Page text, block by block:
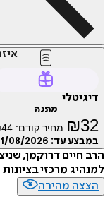
דיגיטלי
מתנה
₪32 מחיר קודם: 44
במבצע עד: 08/2026
הרב חיים דרוקמן,
למנהיג מרכזי
הצצה מהירה